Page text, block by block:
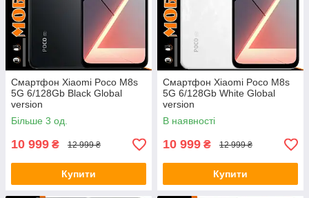
Смартфон Xiaomi Poco M8s
5G 6/128Gb Black Global
version
Більше 3 од.
10 999 ₴ 12 999 ₴
Купити
Смартфон Xiaomi Poco M8s
5G 6/128Gb White Global
version
В наявності
10 999 ₴ 12 999 ₴
Купити